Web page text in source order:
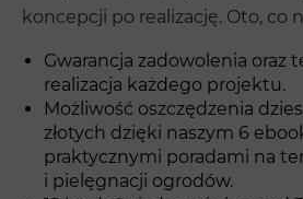
koncepcji po realizację. Oto, co
Gwarancja zadowolenia oraz
realizacja każdego projektu.
Możliwość oszczędzenia
złotych dzięki naszym 6
praktycznymi poradami na
i pielęgnacji ogrodów.